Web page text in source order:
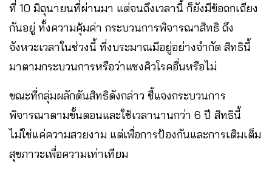
ที่ 10 มิถุนายนที่ผ่านมา แต่จนถึงเวลานี้ ก็ยังมีข้อถกเถียง
กันอยู่ ทั้งความคุ้มค่า กระบวนการพิจารณาสิทธิ ถึง
จังหวะเวลาในช่วงนี้ ที่งบระมาณมีอยู่อย่างจำกัด สิทธินี้
มาตามกระบวนการหรือว่าแซงคิวโรคอื่นหรือไม่
ขณะที่กลุ่มผลักดันสิทธิดังกล่าว ชี้แจงกระบวนการ
พิจารณาตามขั้นตอนและใช้เวลานานกว่า 6 ปี สิทธินี้
ไม่ใช่แค่ความสวยงาม แต่เพื่อการป้องกันและการเติมเต็ม
สุขภาวะเพื่อความเท่าเทียม